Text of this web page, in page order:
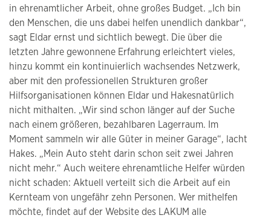
in ehrenamtlicher Arbeit, ohne großes Budget. „Ich bin
den Menschen, die uns dabei helfen unendlich dankbar“,
sagt Eldar ernst und sichtlich bewegt. Die über die
letzten Jahre gewonnene Erfahrung erleichtert vieles,
hinzu kommt ein kontinuierlich wachsendes Netzwerk,
aber mit den professionellen Strukturen großer
Hilfsorganisationen können Eldar und Hakesnatürlich
nicht mithalten. „Wir sind schon länger auf der Suche
nach einem größeren, bezahlbaren Lagerraum. Im
Moment sammeln wir alle Güter in meiner Garage“, lacht
Hakes. „Mein Auto steht darin schon seit zwei Jahren
nicht mehr.“ Auch weitere ehrenamtliche Helfer würden
nicht schaden: Aktuell verteilt sich die Arbeit auf ein
Kernteam von ungefähr zehn Personen. Wer mithelfen
möchte, findet auf der Website des LAKUM alle